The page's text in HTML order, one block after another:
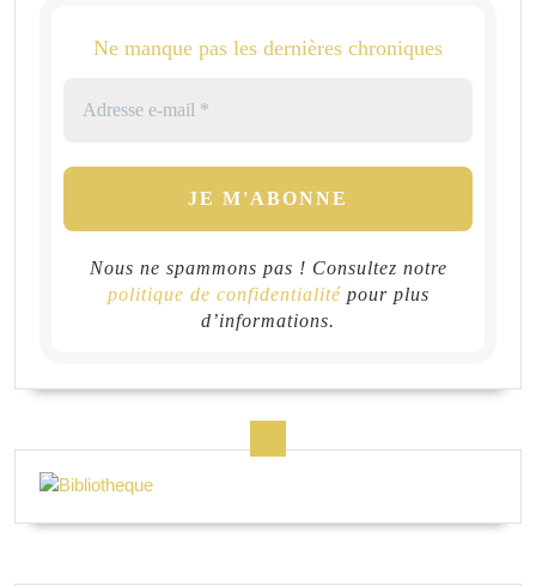
Ne manque pas les dernières chroniques
Nous ne spammons pas ! Consultez notre
politique de confidentialitépour plus
d’informations.